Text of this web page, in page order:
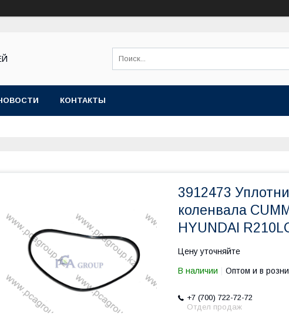
КОНТАКТЫ
3912473
коленвала
HYUNDAI
Цену уточняйте
В наличии Оптом и в
+7 (700) 722-72-72
Отдел продаж